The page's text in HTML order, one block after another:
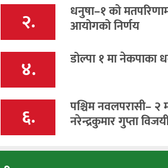
२. धनुषा–१ को
आयोगको निर्णय
४. डोल्पा १ मा नेकपाका
६. पश्चिम नवलपरासी– २
नरेन्द्रकुमार गुप्ता